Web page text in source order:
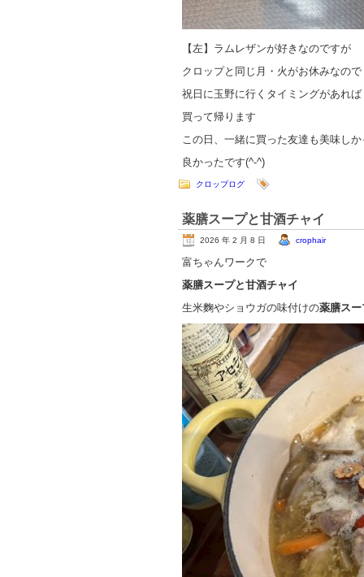
【左】ラムレザンが好きなのですが
クロップと同じ月・火がお休みなので
祝日に玉野に行くタイミングがあれば
買って帰ります
この日、一緒に買った友達も美味し
良かったです(^-^)
クロップログ
薬膳スープと甘酒チャイ
2026 年 2 月 8 日 crophair
富ちゃんワークで
薬膳スープと甘酒チャイ
生米麴やショウガの味付けの薬膳スー